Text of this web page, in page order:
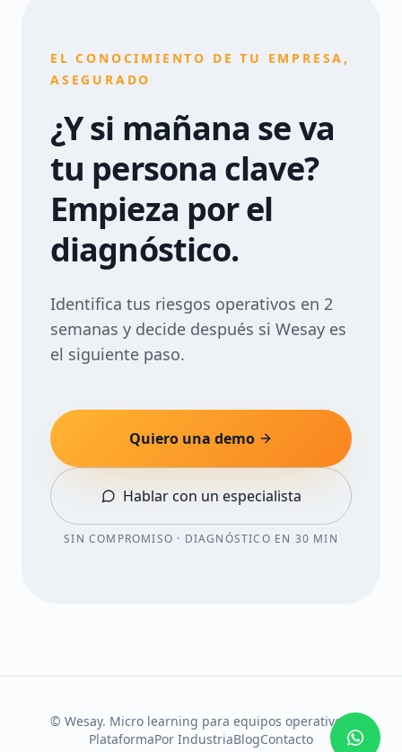
EL CONOCIMIENTO DE TU EMPRESA,
ASEGURADO
¿Y si mañana se va
tu persona clave?
Empieza por el
diagnóstico.
Identifica tus riesgos operativos en 2
semanas y decide después si Wesay es
el siguiente paso.
Quiero una demo
Hablar con un especialista
SIN COMPROMISO · DIAGNÓSTICO EN 30 MIN
© Wesay. Micro learning para equipos operativos.
PlataformaPor IndustriaBlogContacto